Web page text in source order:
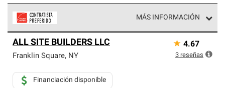
MÁS INFORMACIÓN
parte de una red exclusiva de profesionales de techos
que cumplen con altos estándares y requisitos estrictos
ALL SITE BUILDERS LLC
Franklin Square, NY
Financiación disponible
★ 4.67
3 reseñas